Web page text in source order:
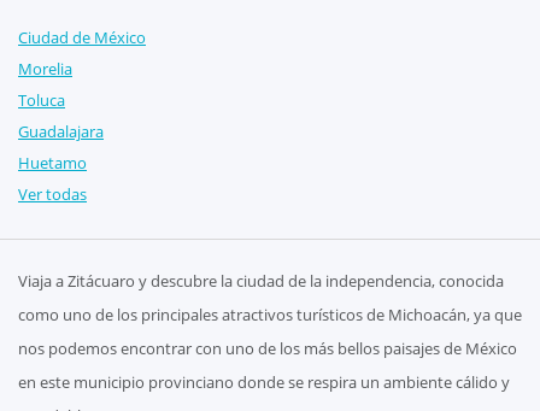
Ciudad de México
Morelia
Toluca
Guadalajara
Huetamo
Ver todas
Viaja a Zitácuaro y descubre la ciudad de la independencia, conocida
como uno de los principales atractivos turísticos de Michoacán, ya que
nos podemos encontrar con uno de los más bellos paisajes de México
en este municipio provinciano donde se respira un ambiente cálido y